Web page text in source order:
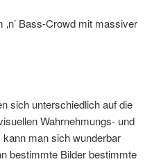
Bass-Crowd mit massiver
sich unterschiedlich auf die
Wahrnehmungs- und
man sich wunderbar
bestimmte Bilder bestimmte